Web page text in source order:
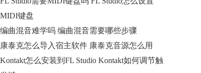
MIDI键盘
编曲混音难学吗 编曲混音需要哪些步骤
康泰克怎么导入宿主软件 康泰克音源怎么用
Kontakt怎么安装到FL Studio Kontakt如何调节触